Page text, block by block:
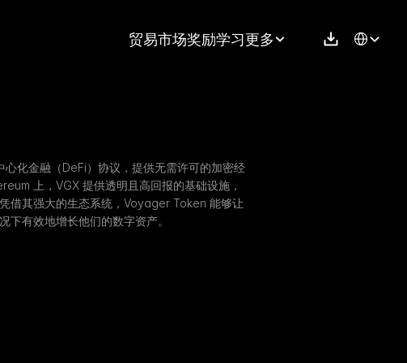
贸易市场奖励学习更多 Select
化金融（DeFi）协议，提供无需许可的加密经
上，VGX 提供透明且高回报的基础设施，
借其强大的生态系统，Voyager Token 能够让
下有效地增长他们的数字资产。